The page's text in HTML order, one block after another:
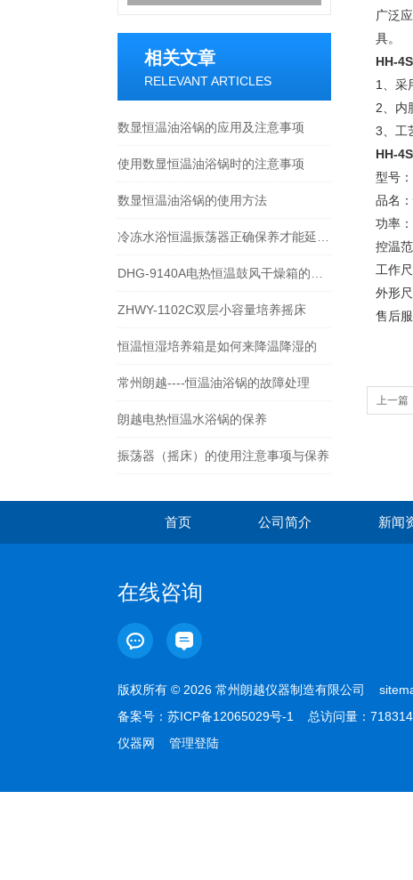
相关文章
RELEVANT ARTICLES
数显恒温油浴锅的应用及注意事项
使用数显恒温油浴锅时的注意事项
数显恒温油浴锅的使用方法
ZHWY-1102C双层小容量培养摇床
恒温恒湿培养箱是如何来降温降湿的
常州朗越----恒温油浴锅的故障处理
朗越电热恒温水浴锅的保养
振荡器（摇床）的使用注意事项与保养
广泛
具。
HH-
1、采
2、内
3、工
HH-
型号
品名
功率
控温
工作
外形
售后
上一篇
首页 公司简介 新闻
在线咨询
版权所有 © 2026 常州朗越仪器制造有限公司
备案号： 苏ICP备12065029号-1 总访问量：
仪器网
管理登陆